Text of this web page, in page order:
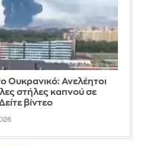
Ουκρανικό: Ανελέητοι
στήλες καπνού σε
βίντεο